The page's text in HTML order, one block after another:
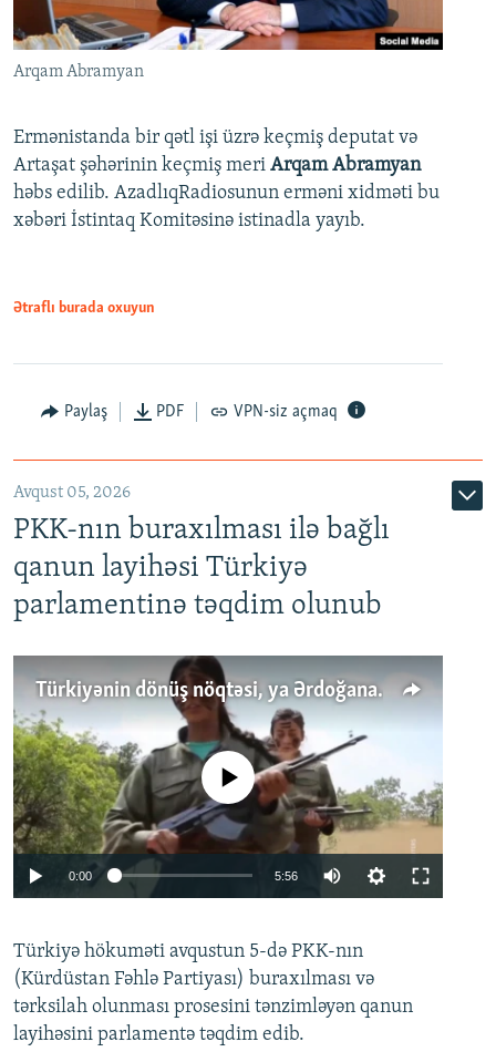
Arqam Abramyan
Ermənistanda bir qətl işi üzrə keçmiş deputat və
Artaşat şəhərinin keçmiş meri Arqam Abramyan
həbs edilib. AzadlıqRadiosunun erməni xidməti bu
xəbəri İstintaq Komitəsinə istinadla yayıb.
Ətraflı burada oxuyun
Paylaş PDF VPN-siz açmaq
Avqust 05, 2026
PKK-nın buraxılması ilə bağlı
qanun layihəsi Türkiyə
parlamentinə təqdim olunub
Türkiyənin dönüş nöqtəsi, ya Ərdoğana üçüncü şans: PKK ilə qəfil barışıq nə deməkdir?
Auto 240p 360p 480p
720p 1080p
No media source currently available
0:00 5:56
360p
480p
Türkiyə hökuməti avqustun 5-də PKK-nın
(Kürdüstan Fəhlə Partiyası) buraxılması və
tərksilah olunması prosesini tənzimləyən qanun
layihəsini parlamentə təqdim edib.